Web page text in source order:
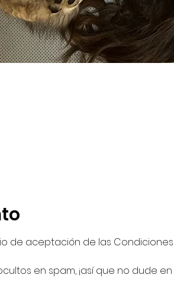
de aceptación de las
en spam, ¡así que no dude